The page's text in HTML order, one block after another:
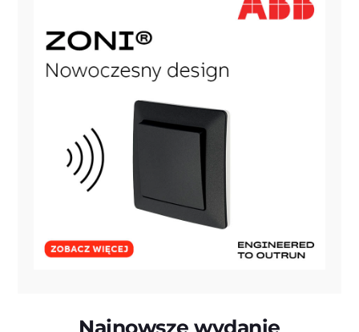
Najnowsze wydanie